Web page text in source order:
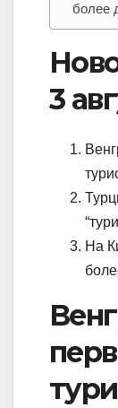
более
3
На